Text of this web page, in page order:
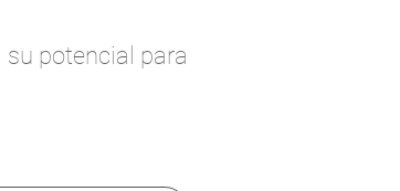
su potencial para